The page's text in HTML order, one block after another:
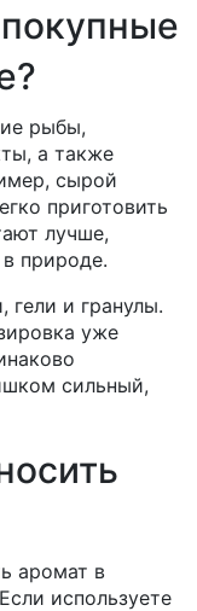
рыбы,
а также
сырой
приготовить
лучше,
природе.
гели и гранулы.
уже
сильный,
аромат в
используете